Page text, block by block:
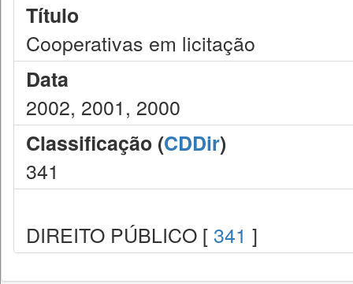
Título
Cooperativas em licitação
Data
2002, 2001, 2000
Classificação (CDDir)
341
DIREITO PÚBLICO [ 341 ]